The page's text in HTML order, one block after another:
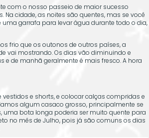
com o nosso passeio de maior sucesso
cidade, as noites são quentes, mas se você
garrafa para levar água durante todo o dia,
frio que os outonos de outros países, a
vai mostrando. Os dias vão diminuindo e
e de manhã geralmente é mais fresco. A hora
e shorts, e colocar calças compridas e
algum casaco grosso, principalmente se
uma bota longa poderia ser muito quente para
no mês de Julho, pois já são comuns os dias